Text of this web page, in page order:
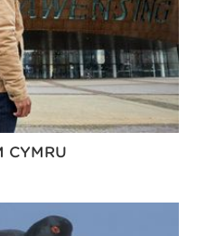
CYMRU